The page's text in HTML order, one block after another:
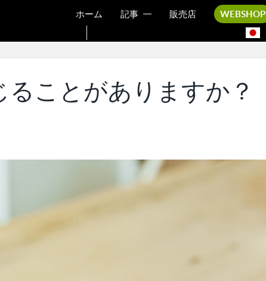
ホーム 記事 販売店 WEBSHOP
ことがありますか？